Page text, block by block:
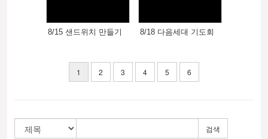
8/15 샌드위치 만들기 8/18 다음세대 기도회
1 2 3 4 5 6
검색